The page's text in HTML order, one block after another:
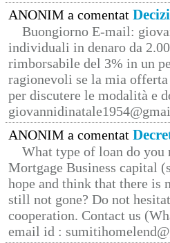
ANONIM a comentat
Buongiorno E-mail:
individuali in denaro da
rimborsabile del 3% in un
ragionevoli se la mia
per discutere le modalità e
ANONIM a comentat
What type of loan do you
Mortgage Business capital
hope and think that there is
still not gone? Do not
cooperation. Contact us
email id :